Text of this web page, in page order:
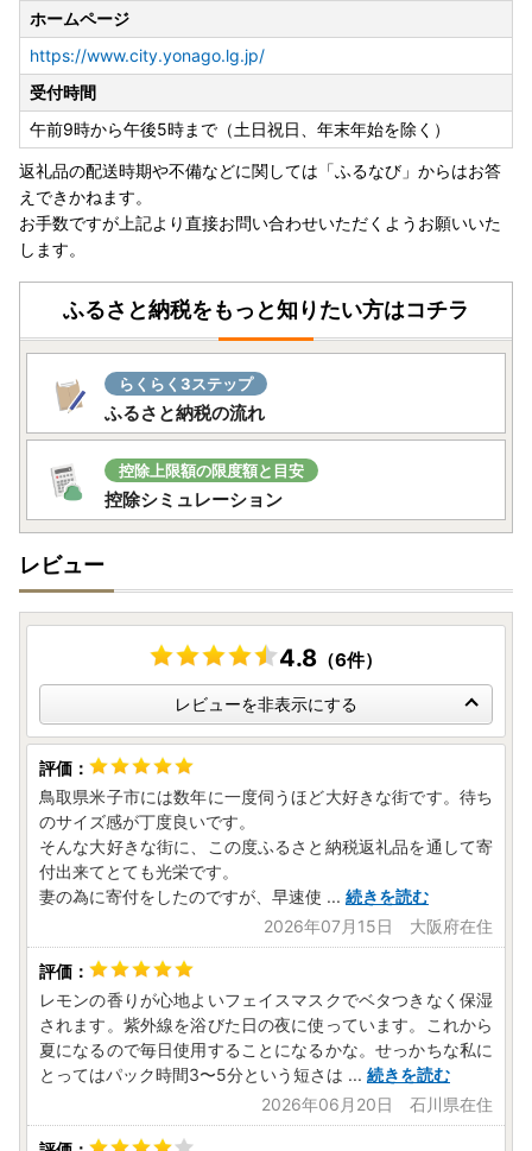
ホームページ
https://www.city.yonago.lg.jp/
受付時間
午前9時から午後5時まで（土日祝日、年末年始を除く）
返礼品の配送時期や不備などに関しては「ふるなび」からはお答
えできかねます。
お手数ですが上記より直接お問い合わせいただくようお願いいた
します。
ふるさと納税をもっと知りたい方はコチラ
らくらく3ステップ
ふるさと納税の流れ
控除上限額の限度額と目安
控除シミュレーション
レビュー
4.8 （6件）
レビューを非表示にする
鳥取県米子市には数年に一度伺うほど大好きな街です。待ち
のサイズ感が丁度良いです。
そんな大好きな街に、この度ふるさと納税返礼品を通して寄
付出来てとても光栄です。
妻の為に寄付をしたのですが、早速使 ... 続きを読む
2026年07月15日 大阪府在住
レモンの香りが心地よいフェイスマスクでベタつきなく保湿
されます。紫外線を浴びた日の夜に使っています。これから
夏になるので毎日使用することになるかな。せっかちな私に
とってはパック時間3〜5分という短さは ... 続きを読む
2026年06月20日 石川県在住